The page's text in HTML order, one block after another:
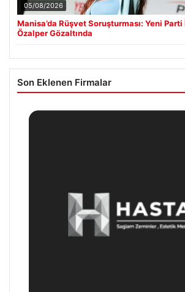
05/08/2026
Manisa’da Rüşvet Soruşturması: Yeni
Özalper Gözaltında
Son Eklenen Firmalar